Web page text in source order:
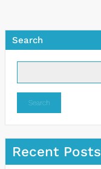
Search
Search
Recent Posts